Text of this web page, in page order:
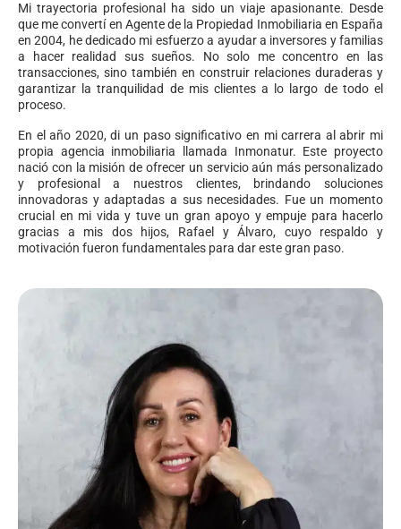
Mi trayectoria profesional ha sido un viaje apasionante. Desde
que me convertí en Agente de la Propiedad Inmobiliaria en España
en 2004, he dedicado mi esfuerzo a ayudar a inversores y familias
a hacer realidad sus sueños. No solo me concentro en las
transacciones, sino también en construir relaciones duraderas y
garantizar la tranquilidad de mis clientes a lo largo de todo el
proceso.
En el año 2020, di un paso significativo en mi carrera al abrir mi
propia agencia inmobiliaria llamada Inmonatur. Este proyecto
nació con la misión de ofrecer un servicio aún más personalizado
y profesional a nuestros clientes, brindando soluciones
innovadoras y adaptadas a sus necesidades. Fue un momento
crucial en mi vida y tuve un gran apoyo y empuje para hacerlo
gracias a mis dos hijos, Rafael y Álvaro, cuyo respaldo y
motivación fueron fundamentales para dar este gran paso.